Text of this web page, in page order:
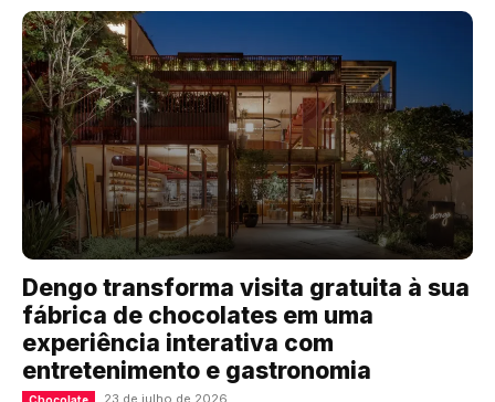
Dengo transforma visita gratuita à sua
fábrica de chocolates em uma
experiência interativa com
entretenimento e gastronomia
23 de julho de 2026